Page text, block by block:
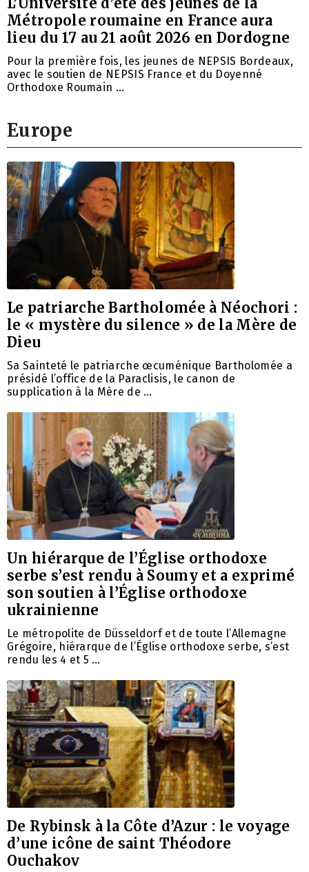
Métropole roumaine en France aura
lieu du 17 au 21 août 2026 en Dordogne
Pour la première fois, les jeunes de NEPSIS Bordeaux,
avec le soutien de NEPSIS France et du Doyenné
Orthodoxe Roumain …
Europe
Le patriarche Bartholomée à Néochori :
le « mystère du silence » de la Mère de
Dieu
Sa Sainteté le patriarche œcuménique Bartholomée a
présidé l’office de la Paraclisis, le canon de
supplication à la Mère de …
Un hiérarque de l’Église orthodoxe
serbe s’est rendu à Soumy et a exprimé
son soutien à l’Église orthodoxe
ukrainienne
Le métropolite de Düsseldorf et de toute l’Allemagne
Grégoire, hiérarque de l’Église orthodoxe serbe, s’est
rendu les 4 et 5 …
De Rybinsk à la Côte d’Azur : le voyage
d’une icône de saint Théodore
Ouchakov